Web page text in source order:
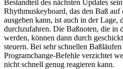
Bestandteil des nächsten Updates
Rhythmuskeyboard, das den Baß
ausgeben kann, ist auch in der Lage,
durchzufahren. Die Baßnoten, die in
werden, können dann durch
steuern. Bei sehr schnellen
Programchange-Befehle verzichtet
nicht schnell genug reagieren kann.